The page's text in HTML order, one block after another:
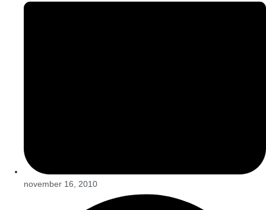
november 16, 2010